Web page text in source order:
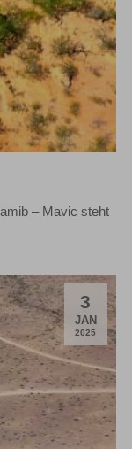
– Mavic steht
3
JAN.
2025